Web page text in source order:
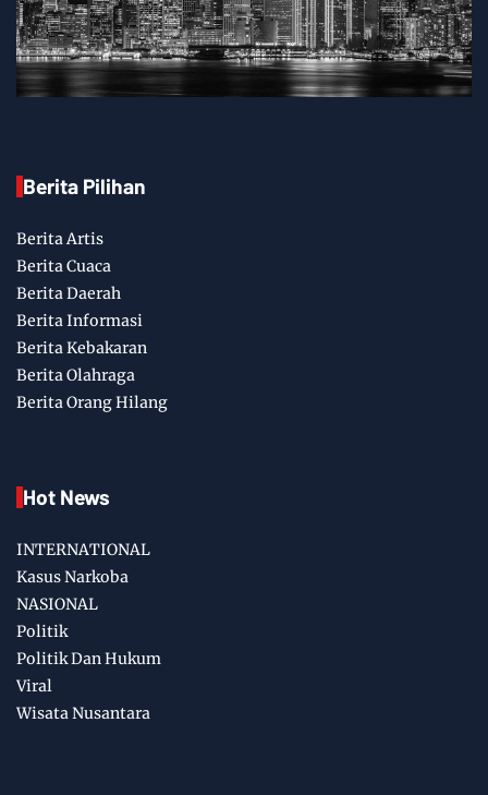
Berita Pilihan
Berita Artis
Berita Cuaca
Berita Daerah
Berita Informasi
Berita Kebakaran
Berita Olahraga
Berita Orang Hilang
Hot News
INTERNATIONAL
Kasus Narkoba
NASIONAL
Politik
Politik Dan Hukum
Viral
Wisata Nusantara